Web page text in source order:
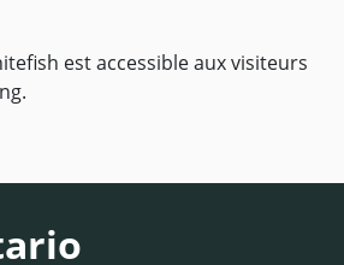
est accessible aux visiteurs